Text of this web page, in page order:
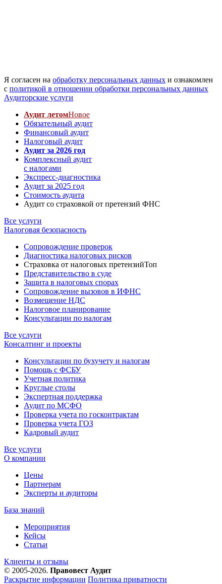
Я согласен на обработку персональных данных и ознакомлен
с политикой в отношении обработки персональных данных
Аудиторские услуги
Аудит летомНовое
Обязательный аудит
Финансовый аудит
Налоговый аудит
Аудит за 2026 год
Комплексный аудит
с налогами
Экспресс-диагностика
Аудит за 2025 год
Стоимость аудита
Аудит со страховкой от претензий ФНС
Все услуги
Налоговая безопасность
Сопровождение проверок
Диагностика налоговых рисков
Страховка от налоговых претензийТоп
Представительство в суде
Защита в налоговых спорах
Сопровождение вызовов в ИФНС
Возмещение НДС
Налоговое планирование
Консультации по налогам
Все услуги
Консалтинг и проекты
Консультации по бухучету и налогам
Помощь с ФСБУ
Учетная политика
Круглые столы
Экспертная поддержка
Аудит по МСФО
Проверка учета по госконтрактам
Проверка учета ГОЗ
Кадровый аудит
Все услуги
О компании
Цены
Партнерам
Эксперты и аудиторы
База знаний
Мероприятия
Кейсы
Статьи
Клиенты и отзывы
© 2005-2026. Правовест Аудит
Раскрытие информации Политика приватности